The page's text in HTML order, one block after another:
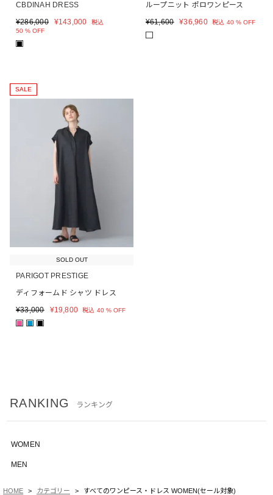
CBDINAH DRESS
¥286,000 ¥143,000
税込
50 % OFF
■
ループニット ポロワンピース
¥61,600 ¥36,960 税込 40 % OFF
SOLD OUT
SALE
PARIGOT PRESTIGE
ディフォームド シャツ ドレス
¥33,000 ¥19,800 税込 40 % OFF
■ ■ ■
RANKING ランキング
WOMEN
MEN
HOME カテゴリー すべてのワンピース・ドレス WOMEN(セール対象)